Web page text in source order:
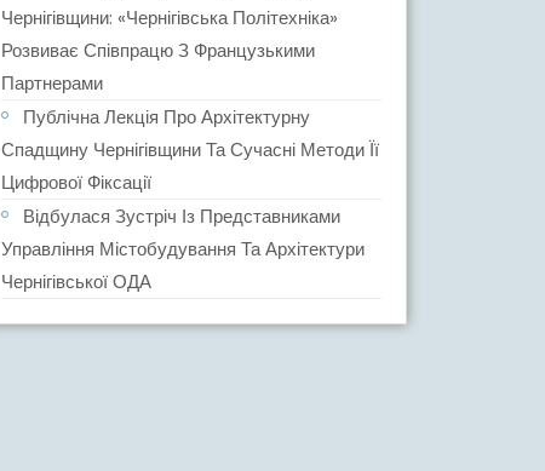
Чернігівщини: «Чернігівська Політехніка»
Розвиває Співпрацю З Французькими
Партнерами
Публічна Лекція Про Архітектурну
Спадщину Чернігівщини Та Сучасні Методи Її
Цифрової Фіксації
Відбулася Зустріч Із Представниками
Управління Містобудування Та Архітектури
Чернігівської ОДА